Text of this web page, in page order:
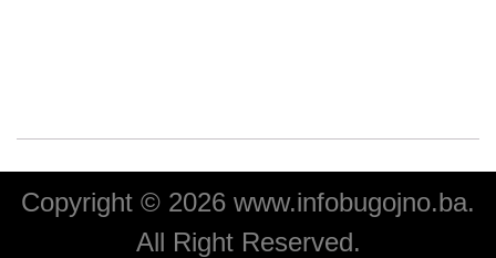
Copyright © 2026 www.infobugojno.ba.
All Right Reserved.